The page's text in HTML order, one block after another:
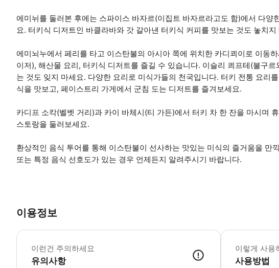
에미뉘를 둘러본 후에는 스파이스 바자르(이집트 바자르라고도 함)에서 다양
요. 터키식 디저트인 바클라바와 갓 갈아낸 터키식 커피를 맛보는 것도 놓치지
에미뇌누에서 페리를 타고 이스탄불의 아시아 쪽에 위치한 카디쾨이로 이동
이저), 해산물 요리, 터키식 디저트를 즐길 수 있습니다. 이슬리 쾨프테(불구
는 것도 잊지 마세요. 다양한 요리로 미식가들의 천국입니다. 터키 전통 요리
식을 맛보고, 페이스트리 가게에서 군침 도는 디저트를 즐겨보세요.
카디프 소칵(벨벳 거리)과 카이 바체시(티 가든)에서 터키 차 한 잔을 마시며
스토랑을 둘러보세요.
환상적인 음식 투어를 통해 이스탄불이 선사하는 맛있는 미식의 즐거움을 만
또는 특정 음식 선호도가 있는 경우 언제든지 알려주시기 바랍니다.
이용정보
이런건 주의하세요
유의사항
투어를 시작하기
이렇게 사용
사용방법